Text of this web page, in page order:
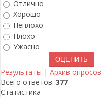
Отлично
Хорошо
Неплохо
Плохо
Ужасно
Результаты | Архив опросов
Всего ответов: 377
Статистика